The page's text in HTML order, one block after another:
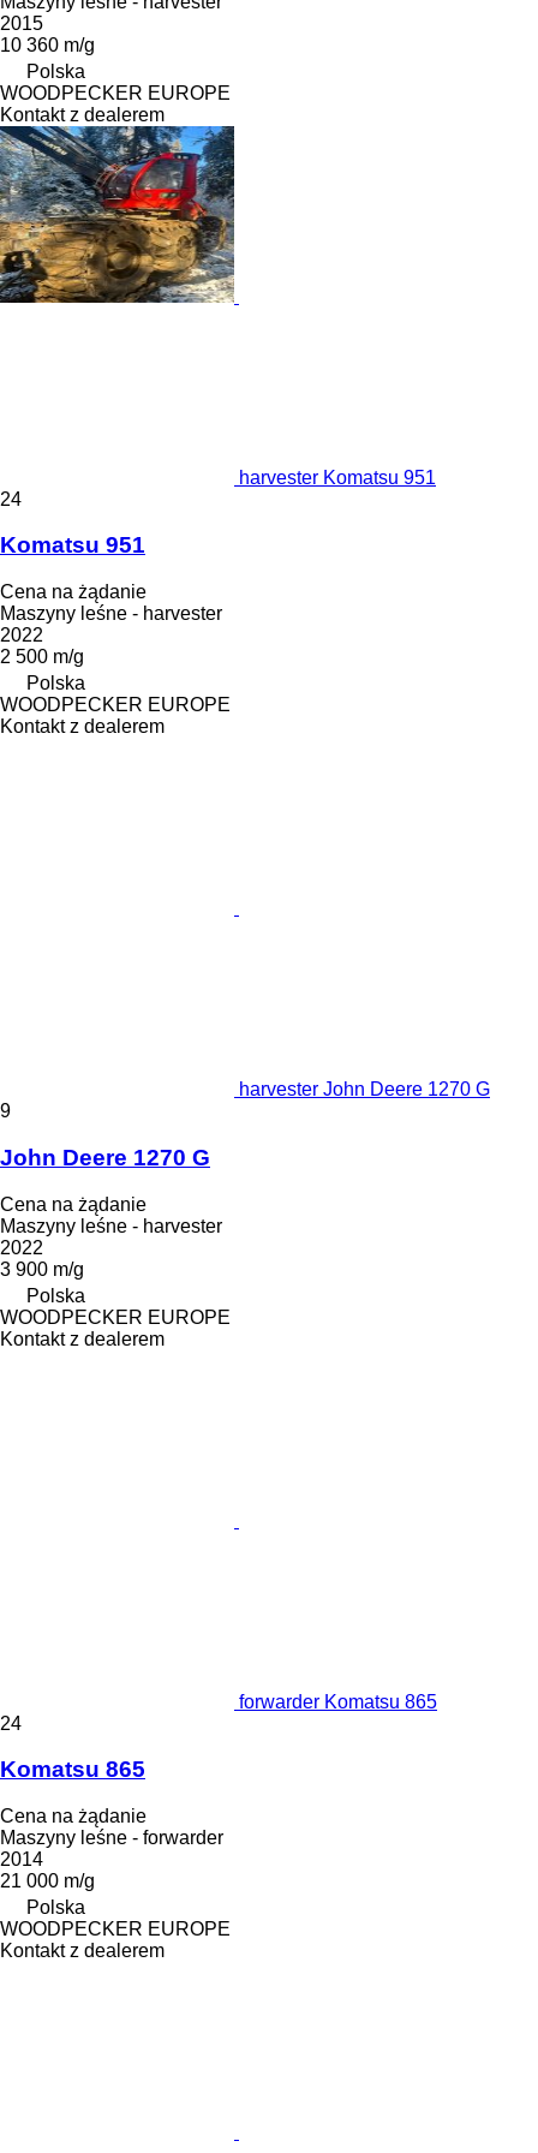
2015
10 360 m/g
Polska
WOODPECKER EUROPE
Kontakt z dealerem
harvester Komatsu 951
24
Komatsu 951
Cena na żądanie
Maszyny leśne - harvester
2022
2 500 m/g
Polska
WOODPECKER EUROPE
Kontakt z dealerem
harvester John Deere 1270 G
9
John Deere 1270 G
Cena na żądanie
Maszyny leśne - harvester
2022
3 900 m/g
Polska
WOODPECKER EUROPE
Kontakt z dealerem
forwarder Komatsu 865
24
Komatsu 865
Cena na żądanie
Maszyny leśne - forwarder
2014
21 000 m/g
Polska
WOODPECKER EUROPE
Kontakt z dealerem